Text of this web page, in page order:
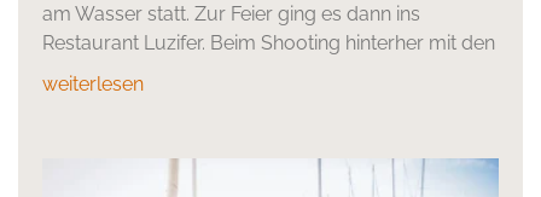
am Wasser statt. Zur Feier ging es dann ins
Restaurant Luzifer. Beim Shooting hinterher mit den
weiterlesen